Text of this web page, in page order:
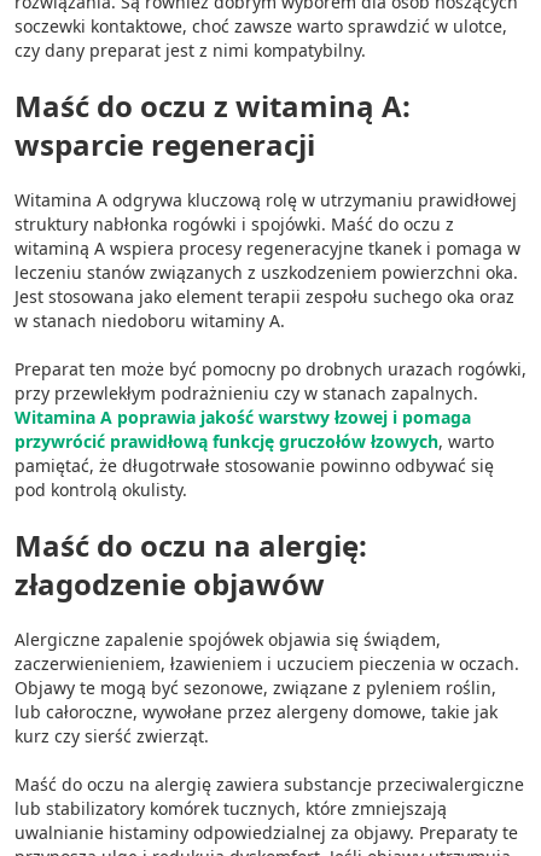
soczewki kontaktowe, choć zawsze warto sprawdzić w ulotce,
czy dany preparat jest z nimi kompatybilny.
Maść do oczu z witaminą A:
wsparcie regeneracji
Witamina A odgrywa kluczową rolę w utrzymaniu prawidłowej
struktury nabłonka rogówki i spojówki. Maść do oczu z
witaminą A wspiera procesy regeneracyjne tkanek i pomaga w
leczeniu stanów związanych z uszkodzeniem powierzchni oka.
Jest stosowana jako element terapii zespołu suchego oka oraz
w stanach niedoboru witaminy A.
Preparat ten może być pomocny po drobnych urazach rogówki,
przy przewlekłym podrażnieniu czy w stanach zapalnych.
Witamina A poprawia jakość warstwy łzowej i pomaga
przywrócić prawidłową funkcję gruczołów łzowych, warto
pamiętać, że długotrwałe stosowanie powinno odbywać się
pod kontrolą okulisty.
Maść do oczu na alergię:
złagodzenie objawów
Alergiczne zapalenie spojówek objawia się świądem,
zaczerwienieniem, łzawieniem i uczuciem pieczenia w oczach.
Objawy te mogą być sezonowe, związane z pyleniem roślin,
lub całoroczne, wywołane przez alergeny domowe, takie jak
kurz czy sierść zwierząt.
Maść do oczu na alergię zawiera substancje przeciwalergiczne
lub stabilizatory komórek tucznych, które zmniejszają
uwalnianie histaminy odpowiedzialnej za objawy. Preparaty te